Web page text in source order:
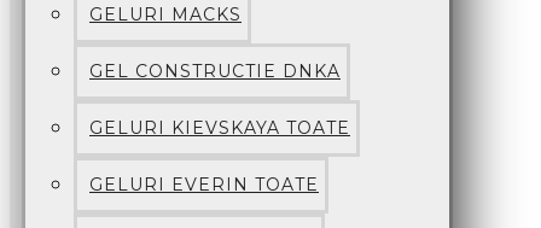
GELURI MACKS
GEL CONSTRUCTIE DNKA
GELURI KIEVSKAYA TOATE
GELURI EVERIN TOATE